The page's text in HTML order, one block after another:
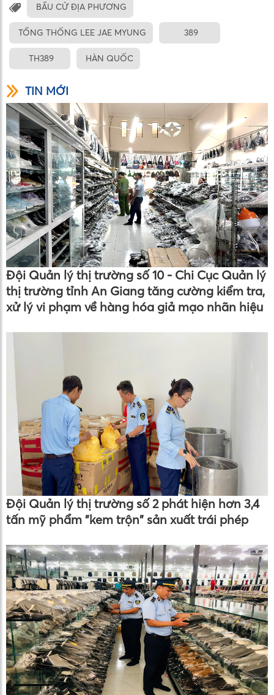
BẦU CỬ ĐỊA PHƯƠNG
TỔNG THỐNG LEE JAE MYUNG 389
TH389 HÀN QUỐC
TIN MỚI
Đội Quản lý thị trường số 10 - Chi Cục Quản lý
thị trường tỉnh An Giang tăng cường kiểm tra,
xử lý vi phạm về hàng hóa giả mạo nhãn hiệu
Đội Quản lý thị trường số 2 phát hiện hơn 3,4
tấn mỹ phẩm "kem trộn" sản xuất trái phép